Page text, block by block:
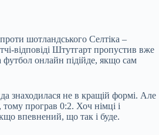
шотландського Селтіка –
відповіді Штутгарт пропустив вже
футбол онлайн підійде, якщо сам
знаходилася не в кращій формі. Але
програв 0:2. Хоч німці і
впевнений, що так і буде.